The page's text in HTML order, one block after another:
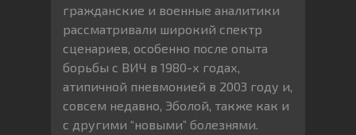
гражданские и военные аналитики
рассматривали широкий спектр
сценариев, особенно после опыта
борьбы с ВИЧ в 1980-х годах,
атипичной пневмонией в 2003 году и,
совсем недавно, Эболой, также как и
с другими “новыми” болезнями.